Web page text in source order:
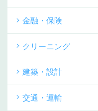
金融・保険
クリーニング
建築・設計
交通・運輸